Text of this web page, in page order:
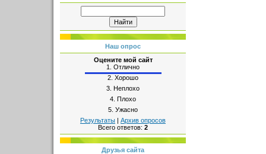
Наш опрос
Оцените мой сайт
1. Отлично
2. Хорошо
3. Неплохо
4. Плохо
5. Ужасно
Результаты | Архив опросов
Всего ответов: 2
Друзья сайта